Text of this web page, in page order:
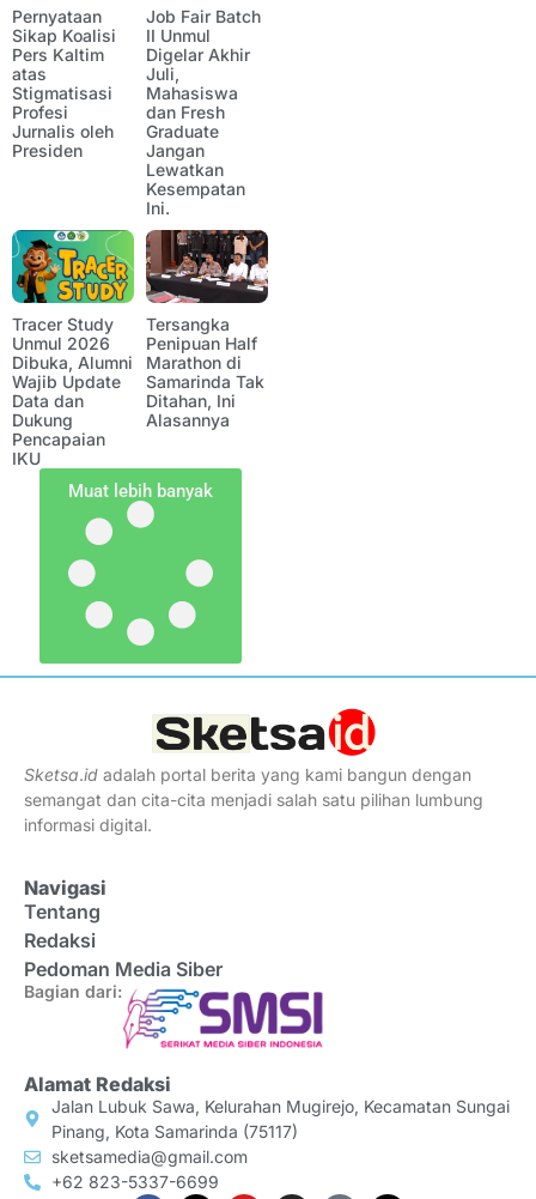
Pernyataan
Sikap Koalisi
Pers Kaltim
atas
Stigmatisasi
Profesi
Jurnalis oleh
Presiden
Job Fair Batch
II Unmul
Digelar Akhir
Juli,
Mahasiswa
dan Fresh
Graduate
Jangan
Lewatkan
Kesempatan
Ini.
Tracer Study
Unmul 2026
Dibuka, Alumni
Wajib Update
Data dan
Dukung
Pencapaian
IKU
Tersangka
Penipuan Half
Marathon di
Samarinda Tak
Ditahan, Ini
Alasannya
Muat lebih banyak
Sketsa.id adalah portal berita yang kami bangun dengan
semangat dan cita-cita menjadi salah satu pilihan lumbung
informasi digital.
Navigasi
Tentang
Redaksi
Pedoman Media Siber
Bagian dari:
Alamat Redaksi
Jalan Lubuk Sawa, Kelurahan Mugirejo, Kecamatan Sungai
Pinang, Kota Samarinda (75117)
sketsamedia@gmail.com
+62 823-5337-6699